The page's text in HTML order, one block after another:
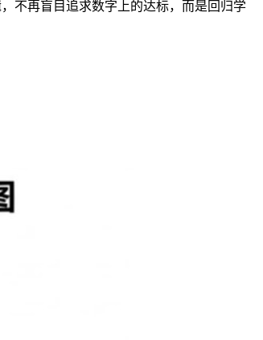
不再盲目追求数字上的达标，而是回归学